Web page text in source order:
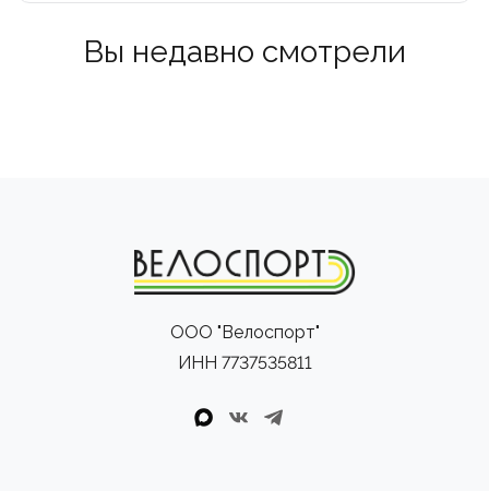
Вы недавно смотрели
ООО "Велоспорт"
ИНН 7737535811